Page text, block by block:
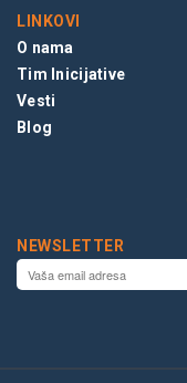
LINKOVI
O nama
Tim Inicijative
Vesti
Blog
NEWSLETTER